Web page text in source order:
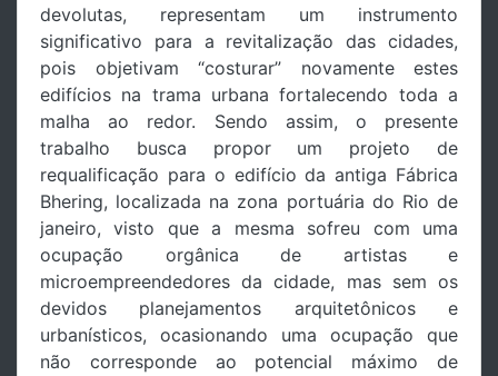
devolutas, representam um instrumento
significativo para a revitalização das cidades,
pois objetivam “costurar” novamente estes
edifícios na trama urbana fortalecendo toda a
malha ao redor. Sendo assim, o presente
trabalho busca propor um projeto de
requalificação para o edifício da antiga Fábrica
Bhering, localizada na zona portuária do Rio de
janeiro, visto que a mesma sofreu com uma
ocupação orgânica de artistas e
microempreendedores da cidade, mas sem os
devidos planejamentos arquitetônicos e
urbanísticos, ocasionando uma ocupação que
não corresponde ao potencial máximo de